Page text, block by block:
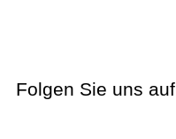
Folgen Sie uns auf